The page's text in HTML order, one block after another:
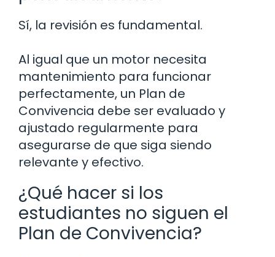
Sí, la revisión es fundamental.
Al igual que un motor necesita
mantenimiento para funcionar
perfectamente, un Plan de
Convivencia debe ser evaluado y
ajustado regularmente para
asegurarse de que siga siendo
relevante y efectivo.
¿Qué hacer si los
estudiantes no siguen el
Plan de Convivencia?